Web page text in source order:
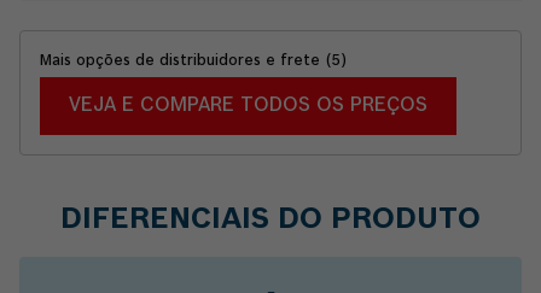
Mais opções de distribuidores e frete (5 )
VEJA E COMPARE TODOS OS PREÇOS
DIFERENCIAIS DO PRODUTO